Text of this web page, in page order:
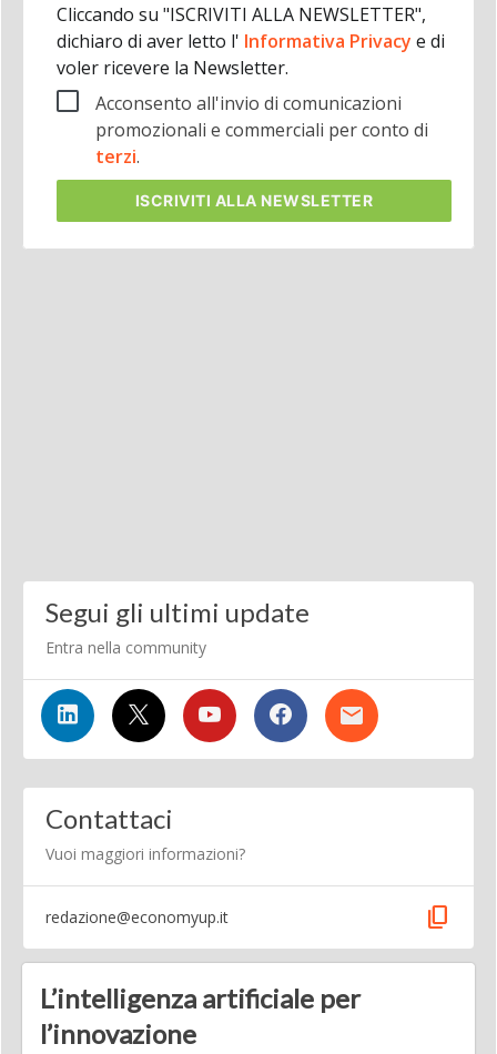
Cliccando su "ISCRIVITI ALLA NEWSLETTER",
dichiaro di aver letto l' Informativa Privacy e di
voler ricevere la Newsletter.
Acconsento all'invio di comunicazioni
promozionali e commerciali per conto di
terzi.
ISCRIVITI ALLA NEWSLETTER
Segui gli ultimi update
Entra nella community
Contattaci
Vuoi maggiori informazioni?
redazione@economyup.it content_copy
L’intelligenza artificiale per
l’innovazione